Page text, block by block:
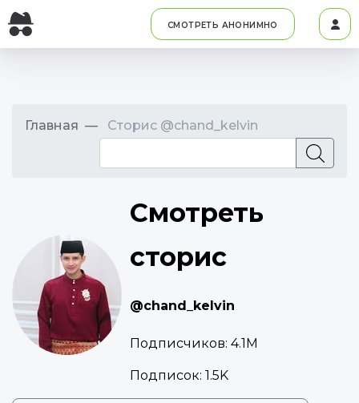
СМОТРЕТЬ АНОНИМНО
Главная Сторис @chand_kelvin
Смотреть
сторис
@chand_kelvin
Подписчиков: 4.1M
Подписок: 1.5K